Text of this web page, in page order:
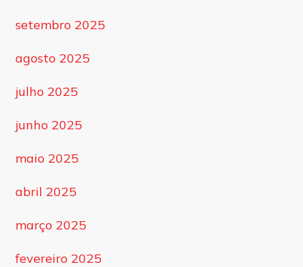
setembro 2025
agosto 2025
julho 2025
junho 2025
maio 2025
abril 2025
março 2025
fevereiro 2025